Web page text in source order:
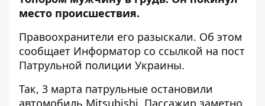
место происшествия.
Правоохранители его разыскали. Об этом
сообщает Информатор со ссылкой на пост
Патрульной полиции Украины.
Так, 3 марта патрульные остановили
автомобиль Mitsubishi. Пассажир заметно